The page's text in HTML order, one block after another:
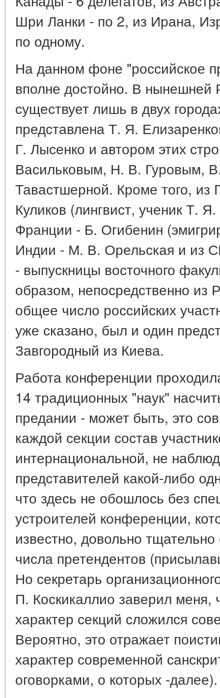
Шри Ланки - по 2, из Ирана,
по одному.
На данном фоне "российское
вполне достойно. В нынешней
существует лишь в двух
представлена Т. Я.
Г. Лысенко и автором этих
Васильковым, Н. В. Гуровым,
Тавастшерной. Кроме того, из
Куликов (лингвист, ученик Т.
Франции - Б. Огибенин
Индии - М. В. Орельская и из
- выпускницы восточного
образом, непосредственно из
общее число российских
уже сказано, был и один
Завгородный из Киева.
Работа конференции
14 традиционных "наук"
предании - может быть, это
каждой секции состав
интернациональной, не
представителей какой-либо
что здесь не обошлось без
устроителей конференции,
известно, довольно
числа претендентов
Но секретарь
П. Коскикаллио заверил меня,
характер секций сложился
Вероятно, это отражает
характер современной
оговорками, о которых -далее).